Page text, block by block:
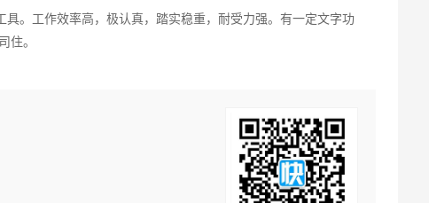
。工作效率高，极认真，踏实稳重，耐受力强。有一定文字功
住。